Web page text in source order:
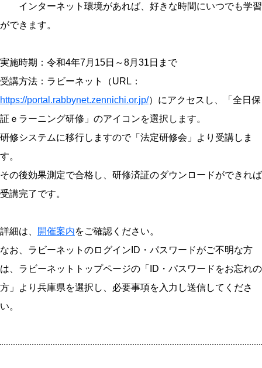
インターネット環境があれば、好きな時間にいつでも学習
ができます。
実施時期：令和4年7月15日～8月31日まで
受講方法：ラビーネット（URL：
https://portal.rabbynet.zennichi.or.jp/）にアクセスし、「全日保
証ｅラーニング研修」のアイコンを選択します。
研修システムに移行しますので「法定研修会」より受講しま
す。
その後効果測定で合格し、研修済証のダウンロードができれば
受講完了です。
詳細は、 開催案内をご確認ください。
なお、ラビーネットのログインID・パスワードがご不明な方
は、ラビーネットトップページの「ID・パスワードをお忘れの
方」より兵庫県を選択し、必要事項を入力し送信してくださ
い。